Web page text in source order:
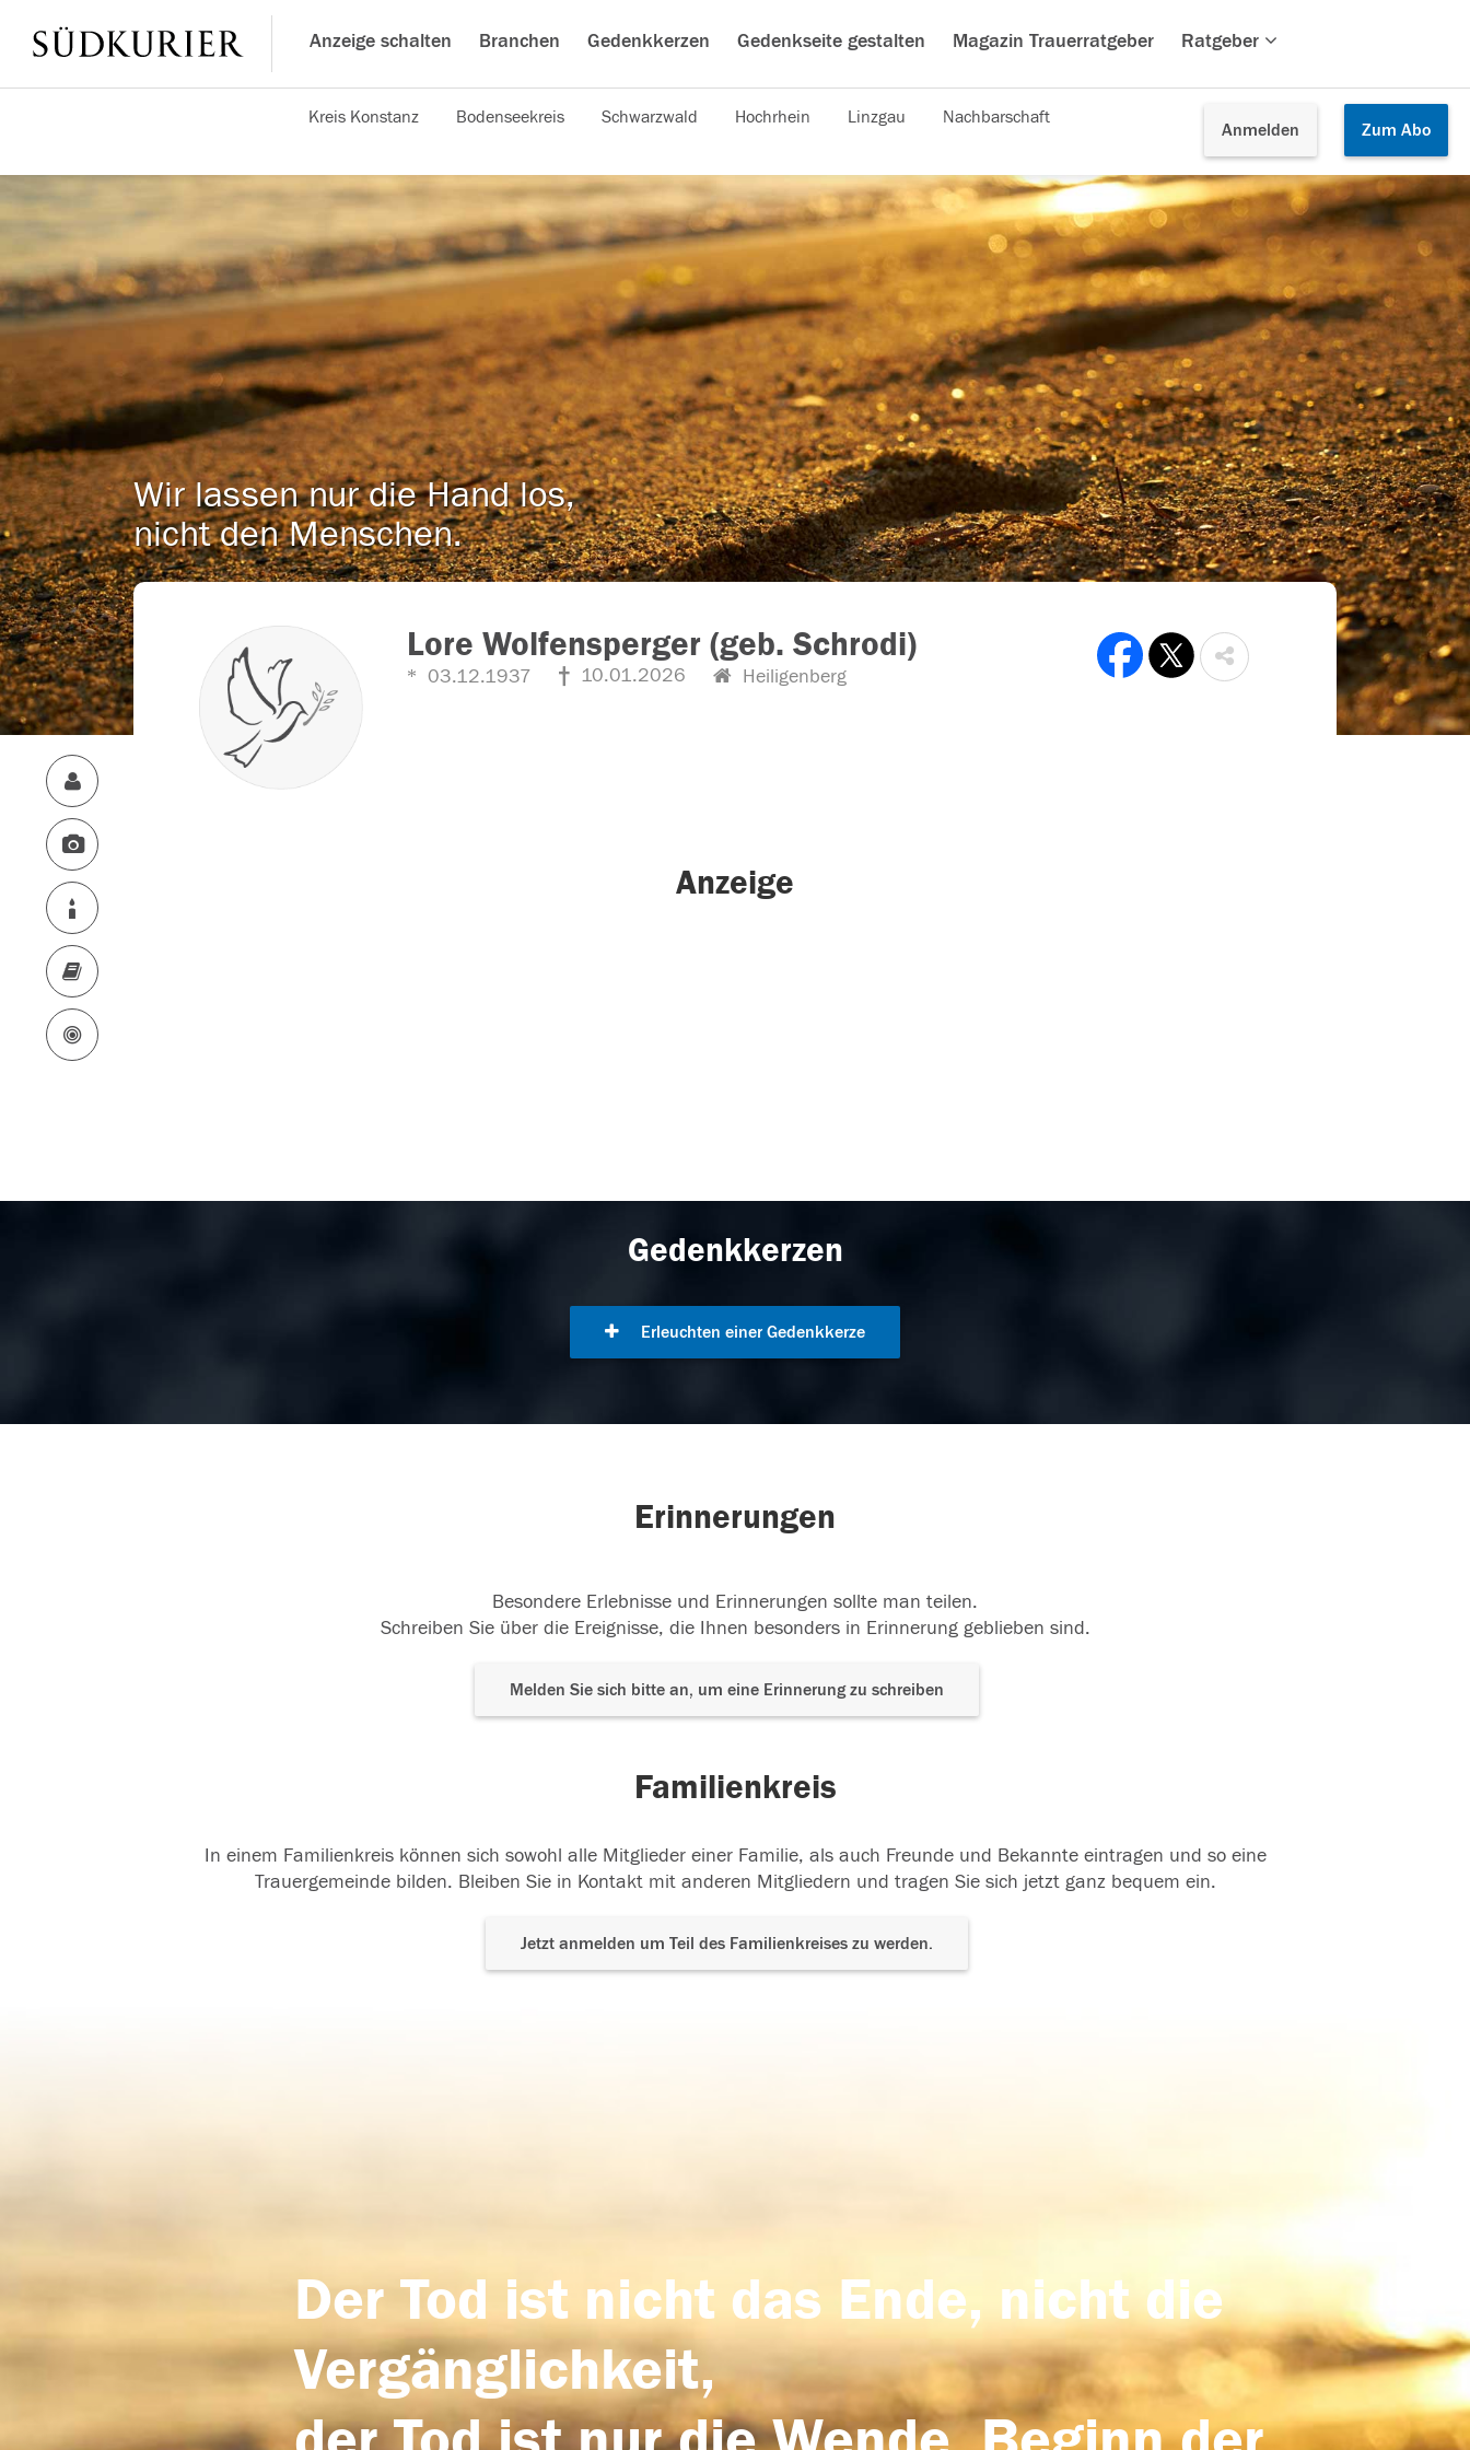
Anzeige schalten Branchen Gedenkkerzen Gedenkseite gestalten Magazin Trauerratgeber Ratgeber
Anmelden Zum Abo
Kreis Konstanz Bodenseekreis Schwarzwald Hochrhein Linzgau Nachbarschaft
Wir lassen nur die Hand los,
nicht den Menschen.
Lore Wolfensperger (geb. Schrodi)
03.12.1937 10.01.2026 Heiligenberg
Anzeige
Gedenkkerzen
Erleuchten einer Gedenkkerze
Erinnerungen
Besondere Erlebnisse und Erinnerungen sollte man teilen.
Schreiben Sie über die Ereignisse, die Ihnen besonders in Erinnerung geblieben sind.
Melden Sie sich bitte an, um eine Erinnerung zu schreiben
Familienkreis
In einem Familienkreis können sich sowohl alle Mitglieder einer Familie, als auch Freunde und Bekannte eintragen und so eine
Trauergemeinde bilden. Bleiben Sie in Kontakt mit anderen Mitgliedern und tragen Sie sich jetzt ganz bequem ein.
Jetzt anmelden um Teil des Familienkreises zu werden.
Der Tod ist nicht das Ende, nicht die
Vergänglichkeit,